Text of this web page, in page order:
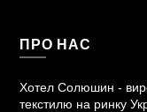
ПРО НАС
Хотел Солюшин -
текстилю на ринку